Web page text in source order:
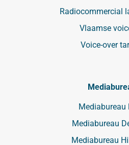
Radiocommercial
Vlaamse
Voice-over
Mediabureau
Mediabureau
Mediabureau